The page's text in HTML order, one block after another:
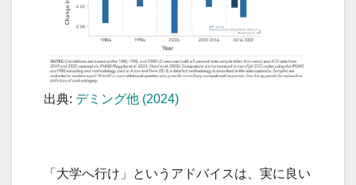
出典: デミング他 (2024)
「大学へ行け」というアドバイスは、実に良い